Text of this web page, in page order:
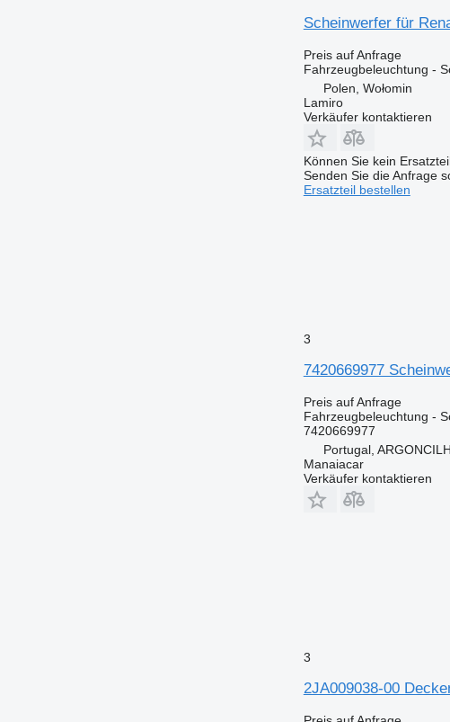
Scheinwerfer für
Preis auf Anfrage
Fahrzeugbeleuchtung -
Polen, Wołomin
Lamiro
Verkäufer kontaktieren
Können Sie kein
Senden Sie die Anfrage
Ersatzteil bestellen
3
7420669977
Preis auf Anfrage
Fahrzeugbeleuchtung -
7420669977
Portugal,
Manaiacar
Verkäufer kontaktieren
3
2JA009038-00